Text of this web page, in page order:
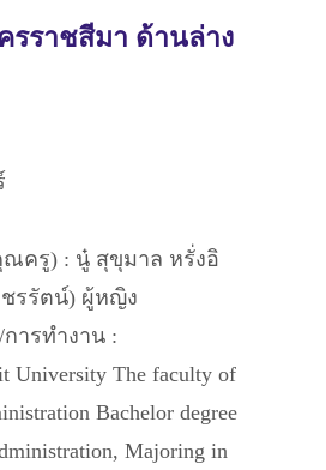
รราชสีมา ด้านล่าง
ครู) : นู๋ สุขุมาล หรั่งอิ
ชรรัตน์) ผู้หญิง
ารทำงาน :
University The faculty of
Bachelor degree
Majoring in